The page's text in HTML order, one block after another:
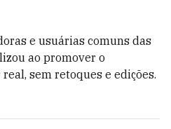
e usuárias comuns das
ao promover o
sem retoques e edições.